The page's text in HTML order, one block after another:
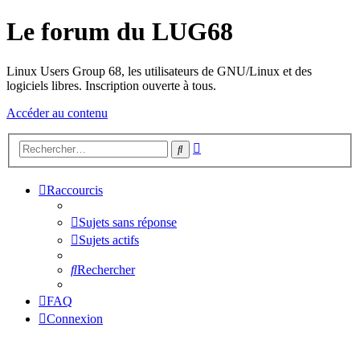
Le forum du LUG68
Linux Users Group 68, les utilisateurs de GNU/Linux et des
logiciels libres. Inscription ouverte à tous.
Accéder au contenu
Rechercher
Raccourcis
Sujets sans réponse
Sujets actifs
Rechercher
FAQ
Connexion